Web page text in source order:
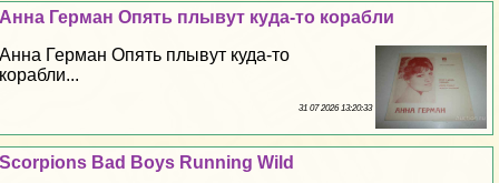
Анна Герман Опять плывут куда-то корабли
Анна Герман Опять плывут куда-то
корабли...
31 07 2026 13:20:33
Scorpions Bad Boys Running Wild